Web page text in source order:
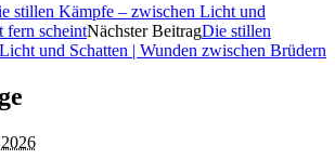
stillen Kämpfe – zwischen Licht und
fern scheintNächster BeitragDie stillen
und Schatten | Wunden zwischen Brüdern